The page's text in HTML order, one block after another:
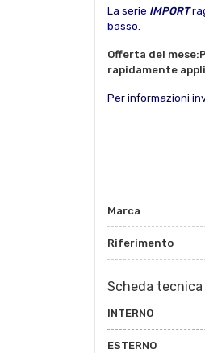
La serie IMPORT
basso.
Offerta del
rapidamente
Per informazioni
Marca
Riferimento
Scheda tecnica
INTERNO
ESTERNO